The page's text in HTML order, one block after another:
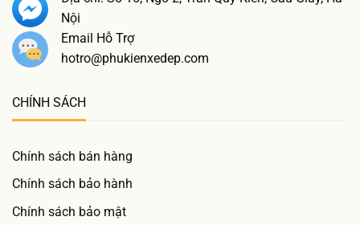
Nội
Email Hỗ Trợ
hotro@phukienxedep.com
CHÍNH SÁCH
Chính sách bán hàng
Chính sách bảo hành
Chính sách bảo mật